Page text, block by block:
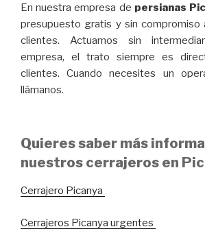
En nuestra empresa de persianas
presupuesto gratis y sin compromiso
clientes. Actuamos sin
empresa, el trato siempre es
clientes. Cuando necesites un
llámanos.
Quieres saber más
nuestros cerrajeros en
Cerrajero Picanya
Cerrajeros Picanya urgentes